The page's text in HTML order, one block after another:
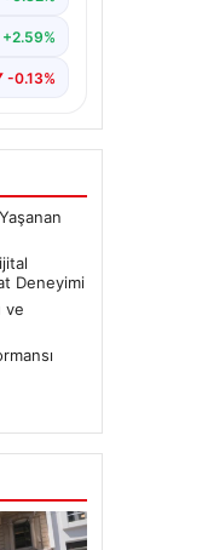
0.13%
Deneyimi
ve